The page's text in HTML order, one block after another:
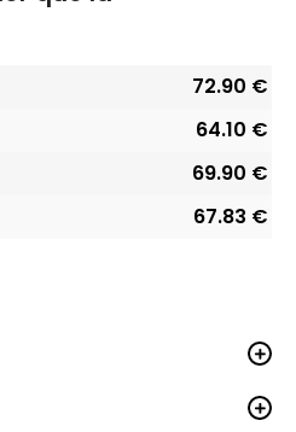
72.90 €
64.10 €
69.90 €
67.83 €